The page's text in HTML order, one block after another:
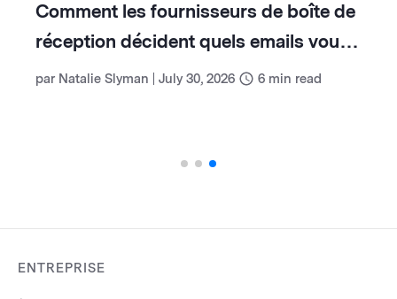
Comment les fournisseurs de boîte de
réception décident quels emails vous
voyez (et comment travailler avec eux)
par Natalie Slyman July 30, 2026 6 min read
ENTREPRISE